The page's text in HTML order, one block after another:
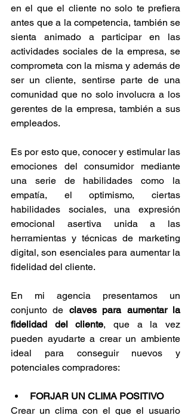
en el que el cliente no solo te prefiera
antes que a la competencia, también se
sienta animado a participar en las
actividades sociales de la empresa, se
comprometa con la misma y además de
ser un cliente, sentirse parte de una
comunidad que no solo involucra a los
gerentes de la empresa, también a sus
empleados.
Es por esto que, conocer y estimular las
emociones del consumidor mediante
una serie de habilidades como la
empatía, el optimismo, ciertas
habilidades sociales, una expresión
emocional asertiva unida a las
herramientas y técnicas de marketing
digital, son esenciales para aumentar la
fidelidad del cliente.
En mi agencia presentamos un
conjunto de claves para aumentar la
fidelidad del cliente, que a la vez
pueden ayudarte a crear un ambiente
ideal para conseguir nuevos y
potenciales compradores:
FORJAR UN CLIMA POSITIVO
Crear un clima con el que el usuario